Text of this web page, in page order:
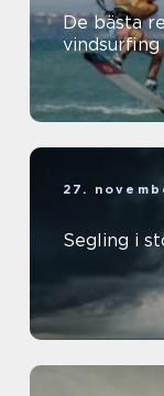
De bästa
vindsurfing
27.
Segling i